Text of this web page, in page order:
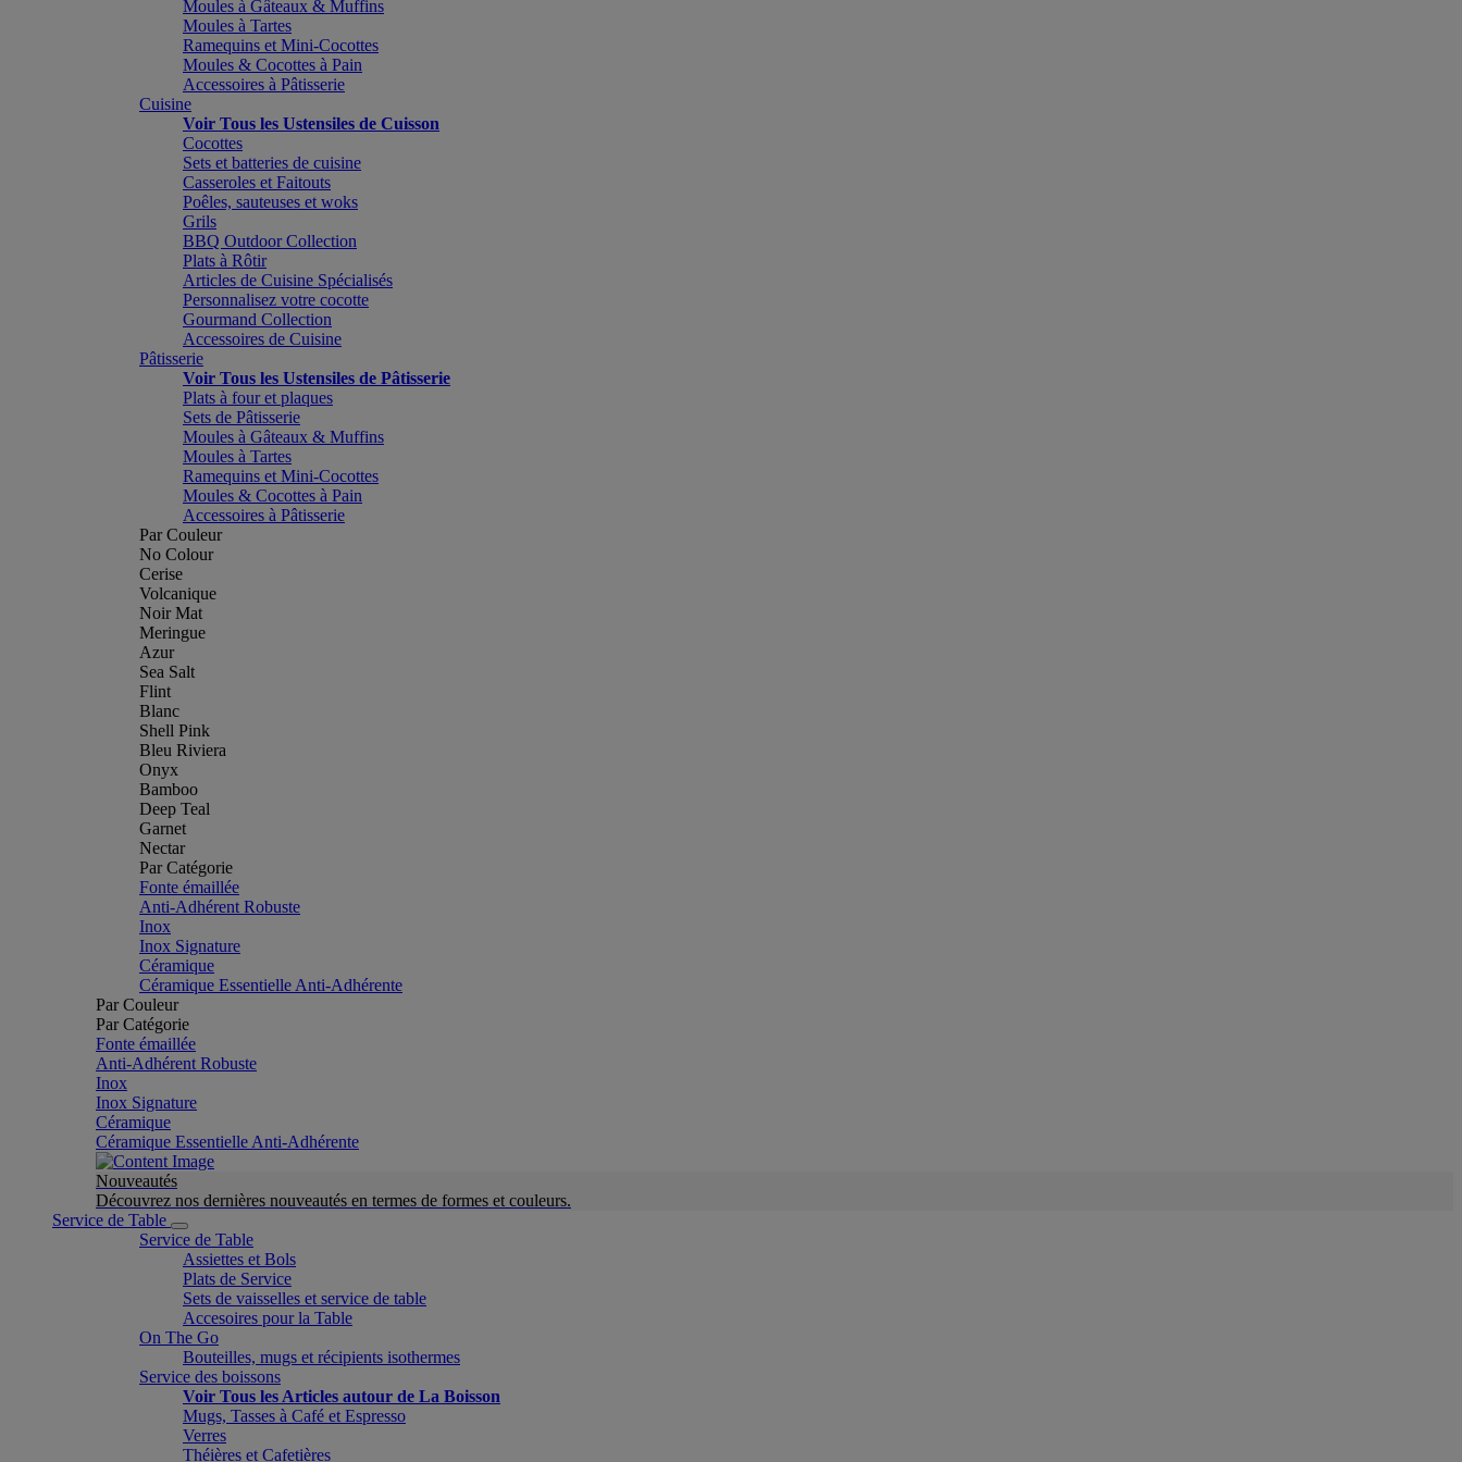
Moules à Gâteaux & Muffins
Moules à Tartes
Ramequins et Mini-Cocottes
Moules & Cocottes à Pain
Accessoires à Pâtisserie
Cuisine
Voir Tous les Ustensiles de Cuisson
Cocottes
Sets et batteries de cuisine
Casseroles et Faitouts
Poêles, sauteuses et woks
Grils
BBQ Outdoor Collection
Plats à Rôtir
Articles de Cuisine Spécialisés
Personnalisez votre cocotte
Gourmand Collection
Accessoires de Cuisine
Pâtisserie
Voir Tous les Ustensiles de Pâtisserie
Plats à four et plaques
Sets de Pâtisserie
Moules à Gâteaux & Muffins
Moules à Tartes
Ramequins et Mini-Cocottes
Moules & Cocottes à Pain
Accessoires à Pâtisserie
Par Couleur
No Colour
Cerise
Volcanique
Noir Mat
Meringue
Azur
Sea Salt
Flint
Blanc
Shell Pink
Bleu Riviera
Onyx
Bamboo
Deep Teal
Garnet
Nectar
Par Catégorie
Fonte émaillée
Anti-Adhérent Robuste
Inox
Inox Signature
Céramique
Céramique Essentielle Anti-Adhérente
Par Couleur
Par Catégorie
Fonte émaillée
Anti-Adhérent Robuste
Inox
Inox Signature
Céramique
Céramique Essentielle Anti-Adhérente
Nouveautés
Découvrez nos dernières nouveautés en termes de formes et couleurs.
Service de Table
Service de Table
Assiettes et Bols
Plats de Service
Sets de vaisselles et service de table
Accesoires pour la Table
On The Go
Bouteilles, mugs et récipients isothermes
Service des boissons
Voir Tous les Articles autour de La Boisson
Mugs, Tasses à Café et Espresso
Verres
Théières et Cafetières